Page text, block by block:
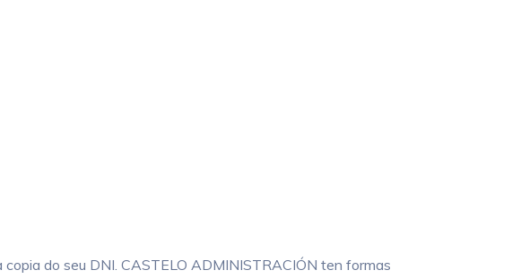
do seu DNI. CASTELO ADMINISTRACIÓN ten formas